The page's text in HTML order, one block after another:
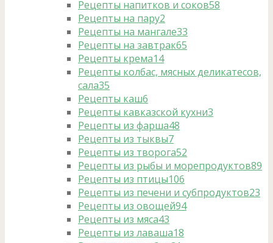
Рецепты напитков и соков58
Рецепты на пару2
Рецепты на мангале33
Рецепты на завтрак65
Рецепты крема14
Рецепты колбас, мясных деликатесов,
сала35
Рецепты каш6
Рецепты кавказской кухни3
Рецепты из фарша48
Рецепты из тыквы7
Рецепты из творога52
Рецепты из рыбы и морепродуктов89
Рецепты из птицы106
Рецепты из печени и субпродуктов23
Рецепты из овощей94
Рецепты из мяса43
Рецепты из лаваша18